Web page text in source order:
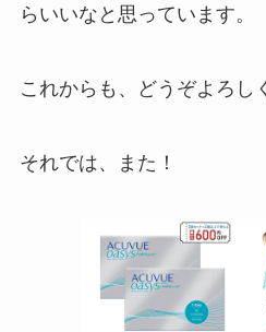
らいいなと思っています。
これからも、どうぞよろし
それでは、また！